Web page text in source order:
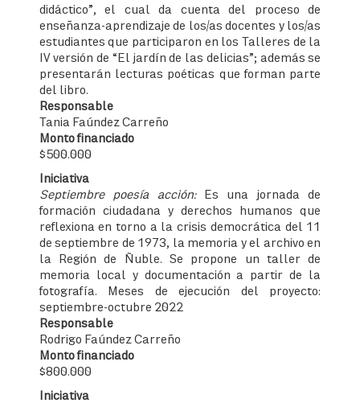
didáctico”, el cual da cuenta del proceso de
enseñanza-aprendizaje de los/as docentes y los/as
estudiantes que participaron en los Talleres de la
IV versión de “El jardín de las delicias”; además se
presentarán lecturas poéticas que forman parte
del libro.
Responsable
Tania Faúndez Carreño
Monto financiado
$500.000
Iniciativa
Septiembre poesía acción:Es una jornada de
formación ciudadana y derechos humanos que
reflexiona en torno a la crisis democrática del 11
de septiembre de 1973, la memoria y el archivo en
la Región de Ñuble. Se propone un taller de
memoria local y documentación a partir de la
fotografía. Meses de ejecución del proyecto:
septiembre-octubre 2022
Responsable
Rodrigo Faúndez Carreño
Monto financiado
$800.000
Iniciativa